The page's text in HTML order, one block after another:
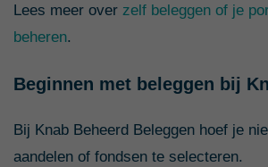
Lees meer over zelf beleggen of je
beheren.
Beginnen met beleggen bij
Bij Knab Beheerd Beleggen hoef je
aandelen of fondsen te selecteren.